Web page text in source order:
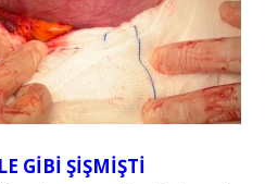
GİBİ ŞİŞMİŞTİ